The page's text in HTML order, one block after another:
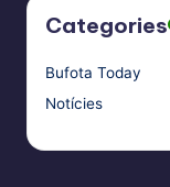
Categories
Bufota Today
Notícies